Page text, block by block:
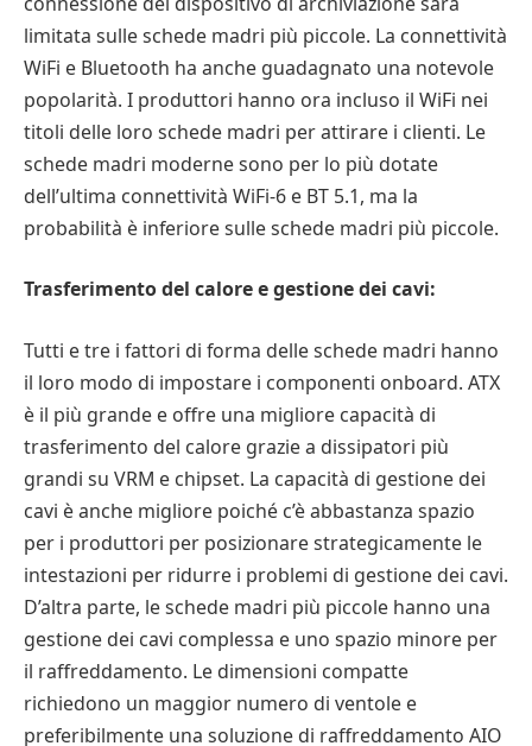
limitata sulle schede madri più piccole. La connettività
WiFi e Bluetooth ha anche guadagnato una notevole
popolarità. I produttori hanno ora incluso il WiFi nei
titoli delle loro schede madri per attirare i clienti. Le
schede madri moderne sono per lo più dotate
dell’ultima connettività WiFi-6 e BT 5.1, ma la
probabilità è inferiore sulle schede madri più piccole.
Trasferimento del calore e gestione dei cavi:
Tutti e tre i fattori di forma delle schede madri hanno
il loro modo di impostare i componenti onboard. ATX
è il più grande e offre una migliore capacità di
trasferimento del calore grazie a dissipatori più
grandi su VRM e chipset. La capacità di gestione dei
cavi è anche migliore poiché c’è abbastanza spazio
per i produttori per posizionare strategicamente le
intestazioni per ridurre i problemi di gestione dei cavi.
D’altra parte, le schede madri più piccole hanno una
gestione dei cavi complessa e uno spazio minore per
il raffreddamento. Le dimensioni compatte
richiedono un maggior numero di ventole e
preferibilmente una soluzione di raffreddamento AIO